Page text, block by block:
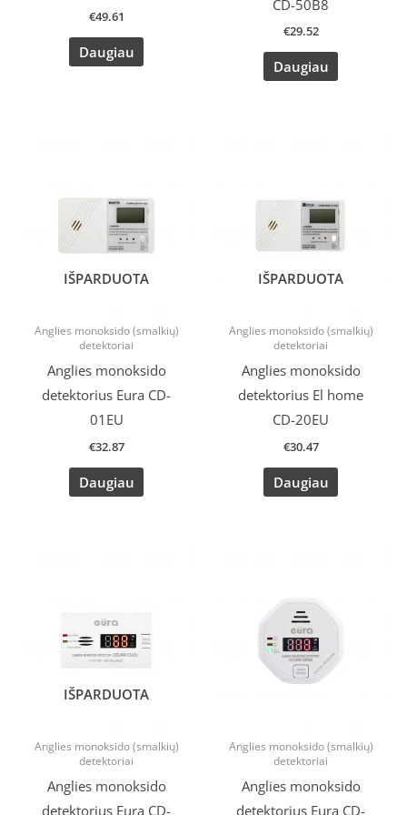
€49.61
Daugiau
CD-50B8
€29.52
Daugiau
IŠPARDUOTA
Anglies monoksido (smalkių)
detektoriai
Anglies monoksido
detektorius Eura CD-
01EU
€32.87
Daugiau
IŠPARDUOTA
Anglies monoksido (smalkių)
detektoriai
Anglies monoksido
detektorius El home
CD-20EU
€30.47
Daugiau
IŠPARDUOTA
Anglies monoksido (smalkių)
detektoriai
Anglies monoksido
detektorius Eura CD-
Anglies monoksido (smalkių)
detektoriai
Anglies monoksido
detektorius Eura CD-
€36.70.